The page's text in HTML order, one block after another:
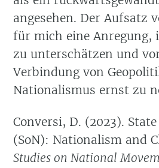
angesehen. Der Aufsatz
für mich eine Anregung,
zu unterschätzen und
Verbindung von
Nationalismus ernst zu
Conversi, D. (2023).
(SoN): Nationalism and
Studies on National